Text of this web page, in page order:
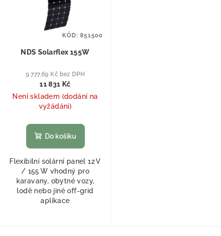
NDS Solarflex 155W
9 777,69 Kč bez DPH
11 831 Kč
Není skladem (dodání na
vyžádání)
Do košíku
Flexibilní solární panel 12 V
/ 155 W vhodný pro
karavany, obytné vozy,
lodě nebo jiné off‑grid
aplikace
KÓD:851500